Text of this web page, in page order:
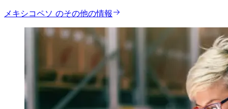
メキシコペソ のその他の情報